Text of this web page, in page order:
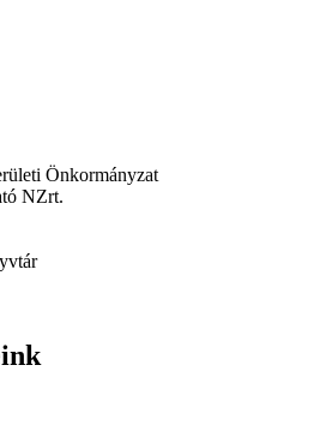
Önkormányzat
NZrt.